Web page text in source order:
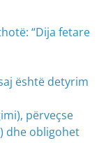
“Dija fetare
është detyrim
përveçse
dhe obligohet